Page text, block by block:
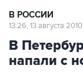
В РОССИИ
13:26, 13 августа 2010
В
напали с